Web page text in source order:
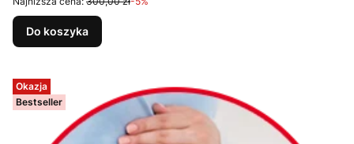
Do koszyka
Okazja
Bestseller